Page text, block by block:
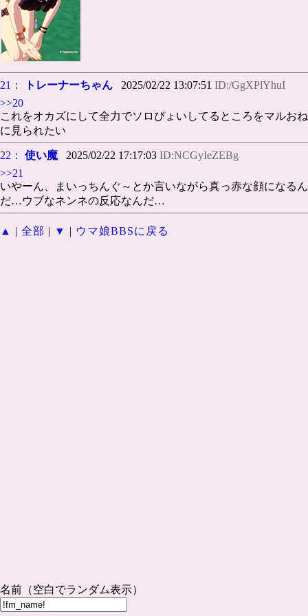
21： トレーナーちゃん 2025/02/22 13:07:51 ID:/GgXPlYhuI
>>20
これをオカズにして全力でソロぴょいしてるところをマルおね
に見られたい
22： 使い魔 2025/02/22 17:17:03 ID:NCGyIeZEBg
>>21
いやーん、まいっちんぐ～とか言いながら真っ赤な顔になるん
だ…ウブなネンネの反応なんだ…
▲ | 全部 | ▼ | ウマ娘BBSに戻る
名前（空白でランダム表示）